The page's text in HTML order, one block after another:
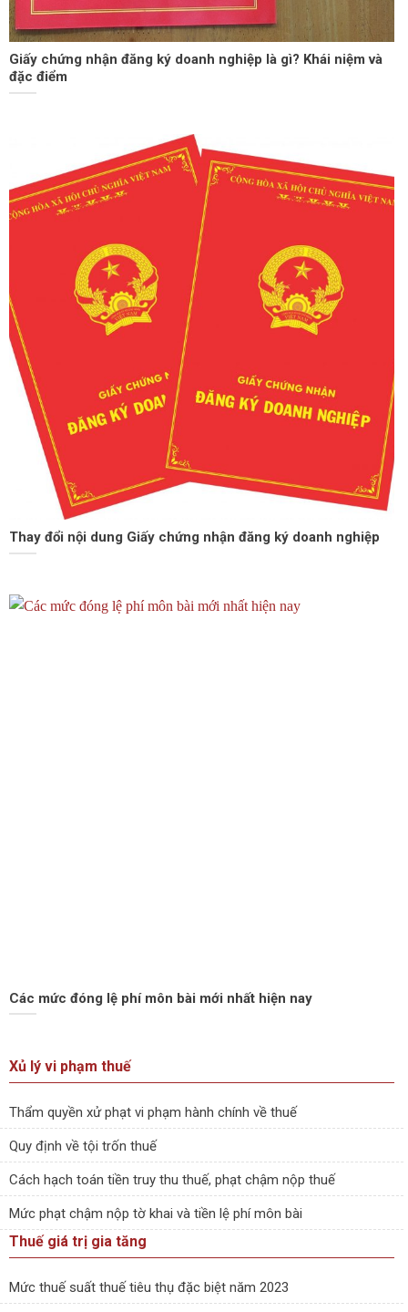
Giấy chứng nhận đăng ký doanh nghiệp là gì? Khái niệm và
đặc điểm
Thay đổi nội dung Giấy chứng nhận đăng ký doanh nghiệp
Các mức đóng lệ phí môn bài mới nhất hiện nay
Xủ lý vi phạm thuế
Thẩm quyền xử phạt vi phạm hành chính về thuế
Quy định về tội trốn thuế
Cách hạch toán tiền truy thu thuế, phạt chậm nộp thuế
Mức phạt chậm nộp tờ khai và tiền lệ phí môn bài
Thuế giá trị gia tăng
Mức thuế suất thuế tiêu thụ đặc biệt năm 2023